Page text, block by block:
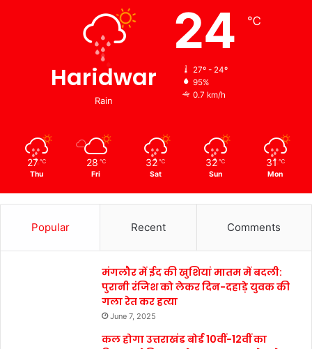
Haridwar
Rain
24 ℃
27º - 24º
95%
0.7 km/h
27 ℃
Thu
28 ℃
Fri
32 ℃
Sat
32 ℃
Sun
31 ℃
Mon
Popular Recent Comments
मंगलौर में ईद की खुशियां मातम में बदली:
पुरानी रंजिश को लेकर दिन-दहाड़े युवक की
गला रेत कर हत्या
June 7, 2025
कल होगा उत्तराखंड बोर्ड 10वीं-12वीं का